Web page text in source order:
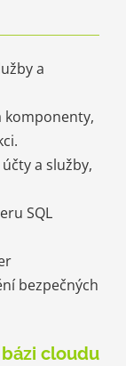
a
komponenty,
a služby,
SQL
bezpečných
cloudu